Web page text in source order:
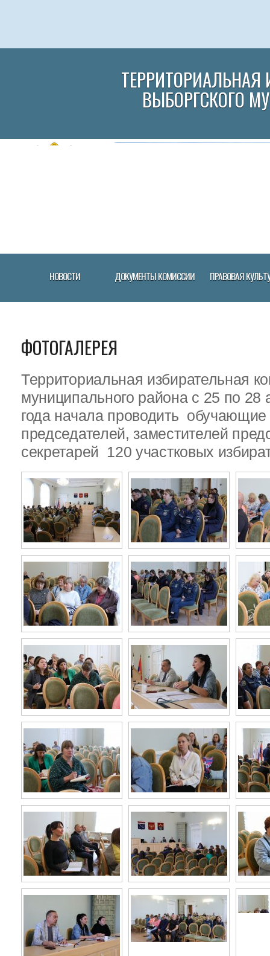
ВЫБОРГСКОГО
НОВОСТИ ДОКУМЕНТЫ КОМИССИИ ПРАВОВАЯ
ФОТОГАЛЕРЕЯ
Территориальная избирательная
муниципального района с 25 по 28
года начала проводить
председателей, заместителей
секретарей 120 участковых